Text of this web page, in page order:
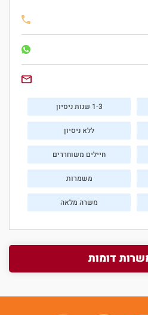
1-3 שנות ניסיון
ללא ניסיון
חיילים משוחררים
משמרות
משרה מלאה
דומות
הצ'אטבוט החכמה